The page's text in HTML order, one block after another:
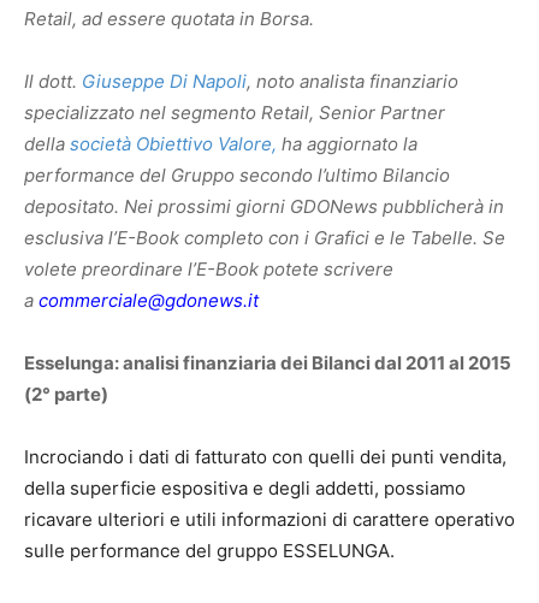
Retail, ad essere quotata in Borsa.
Il dott. Giuseppe Di Napoli, noto analista finanziario
specializzato nel segmento Retail, Senior Partner
della società Obiettivo Valore, ha aggiornato la
performance del Gruppo secondo l’ultimo Bilancio
depositato. Nei prossimi giorni GDONews pubblicherà in
esclusiva l’E-Book completo con i Grafici e le Tabelle. Se
volete preordinare l’E-Book potete scrivere
a commerciale@gdonews.it
Esselunga: analisi finanziaria dei Bilanci dal 2011 al 2015
(2° parte)
Incrociando i dati di fatturato con quelli dei punti vendita,
della superficie espositiva e degli addetti, possiamo
ricavare ulteriori e utili informazioni di carattere operativo
sulle performance del gruppo ESSELUNGA.